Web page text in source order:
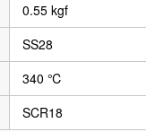
0.55 kgf
SS28
340 ℃
SCR18